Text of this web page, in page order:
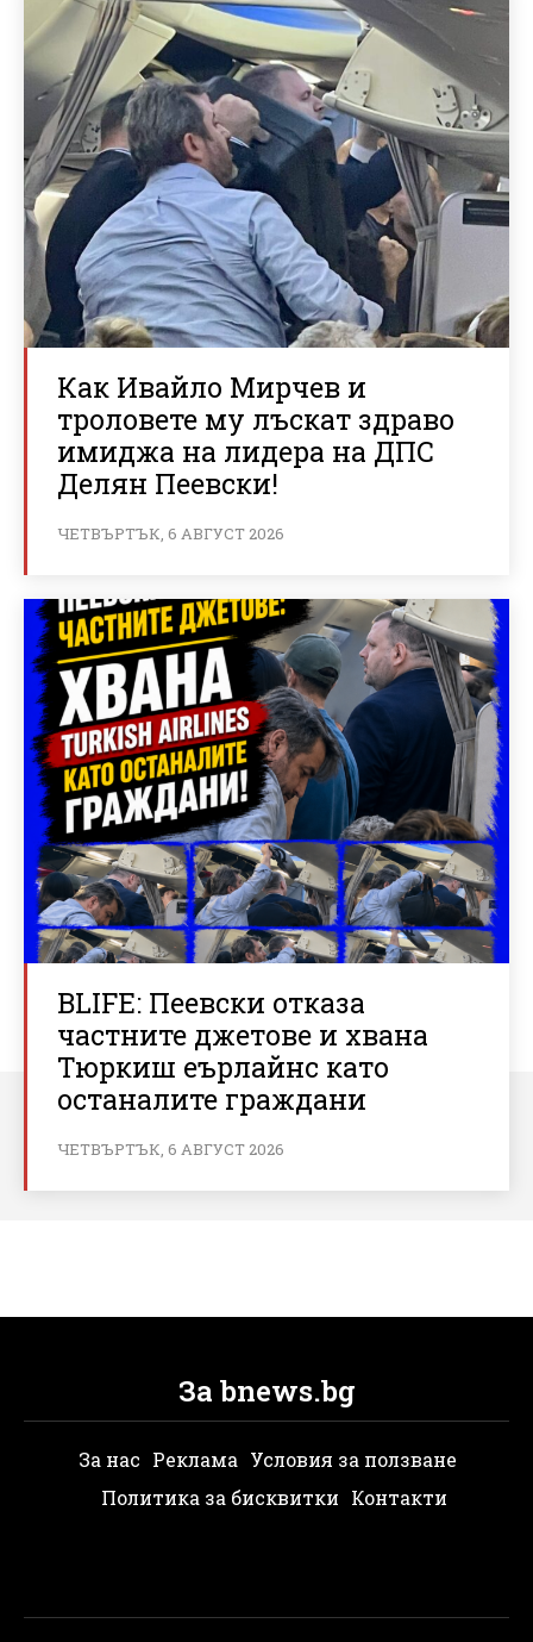
Как Ивайло Мирчев и
троловете му лъскат здраво
имиджа на лидера на ДПС
Делян Пеевски!
ЧЕТВЪРТЪК, 6 АВГУСТ 2026
BLIFE: Пеевски отказа
частните джетове и хвана
Тюркиш еърлайнс като
останалите граждани
ЧЕТВЪРТЪК, 6 АВГУСТ 2026
За bnews.bg
За нас Реклама Условия за ползване
Политика за бисквитки Контакти